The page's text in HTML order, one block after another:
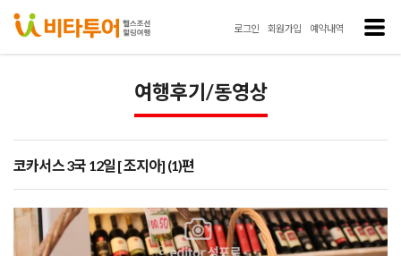
로그인 회원가입 예약내역
여행후기/동영상
코카서스 3국 12일 [ 조지아] (1)편